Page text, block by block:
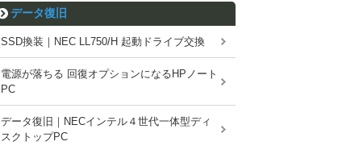
データ復旧
SSD換装｜NEC LL750/H 起動ドライブ交換
電源が落ちる 回復オプションになるHPノート
PC
データ復旧｜NECインテル４世代一体型ディ
スクトップPC